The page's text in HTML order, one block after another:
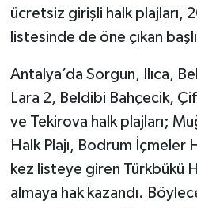
ücretsiz girişli halk plajları,
listesinde de öne çıkan
Antalya’da Sorgun, Ilıca,
Lara 2, Beldibi Bahçecik,
ve Tekirova halk plajları;
Halk Plajı, Bodrum İçmeler
kez listeye giren Türkbükü
almaya hak kazandı.